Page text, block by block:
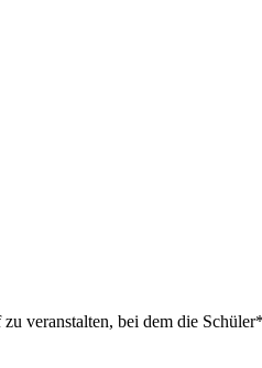
veranstalten, bei dem die